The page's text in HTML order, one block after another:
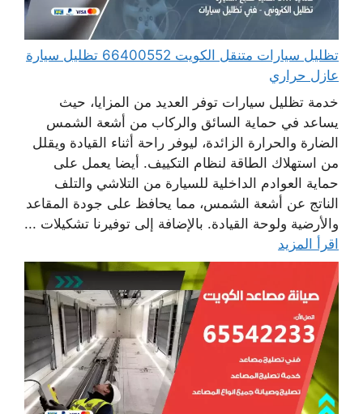
تظليل سيارات متنقل الكويت 66400552 تظليل سيارة
عازل حراري
خدمة تظليل سيارات توفر العديد من المزايا، حيث
يساعد في حماية السائق والركاب من أشعة الشمس
الضارة والحرارة الزائدة، ليوفر راحة أثناء القيادة ويقلل
من استهلاك الطاقة لنظام التكييف. أيضا يعمل على
حماية العوادم الداخلية للسيارة من التلاشي والتلف
الناتج عن أشعة الشمس، مما يحافظ على جودة المقاعد
والأرضية ولوحة القيادة. بالإضافة إلى توفيرنا تشكيلات ...
اقرأ المزيد